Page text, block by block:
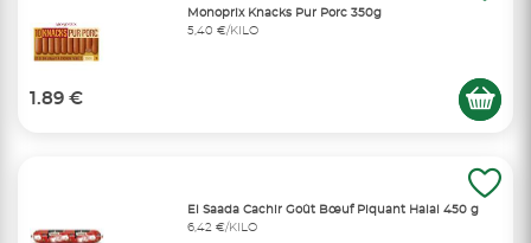
Monoprix Knacks Pur Porc 350g
5,40 €/KILO
1.89 €
El Saada Cachir Goût Bœuf Piquant Halal 450 g
6,42 €/KILO